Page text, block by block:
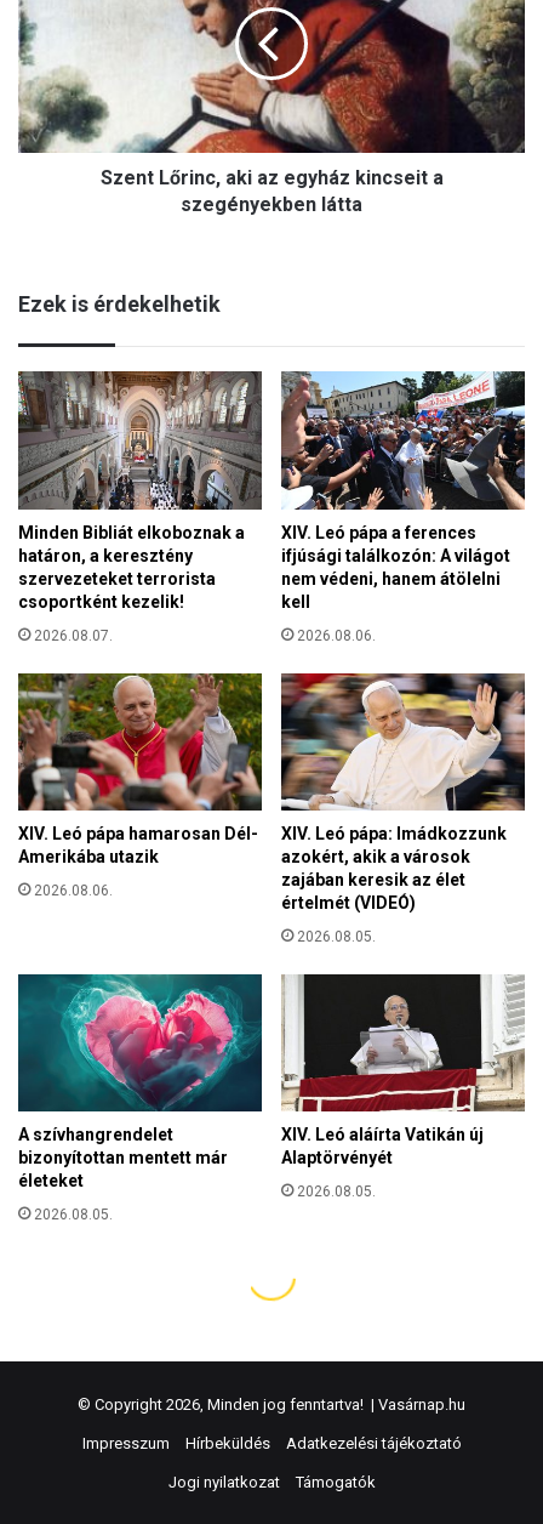
© Copyright 2026, Minden jog fenntartva! | Vasárnap.hu
Impresszum Hírbeküldés Adatkezelési tájékoztató
Jogi nyilatkozat Támogatók